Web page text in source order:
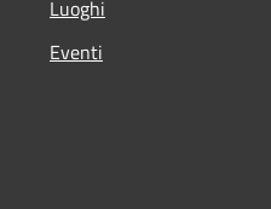
Luoghi
Eventi